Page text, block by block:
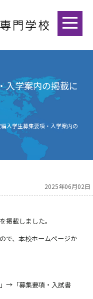
入学案内の掲載に
入学生募集要項・入学案内の
2025年06月02日
掲載しました。
で、本校ホームページか
→「募集要項・入試書